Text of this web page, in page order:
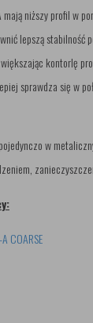
niższy profil w
lepszą stabilność
kontorlę
sprawdza się w
w
COARSE